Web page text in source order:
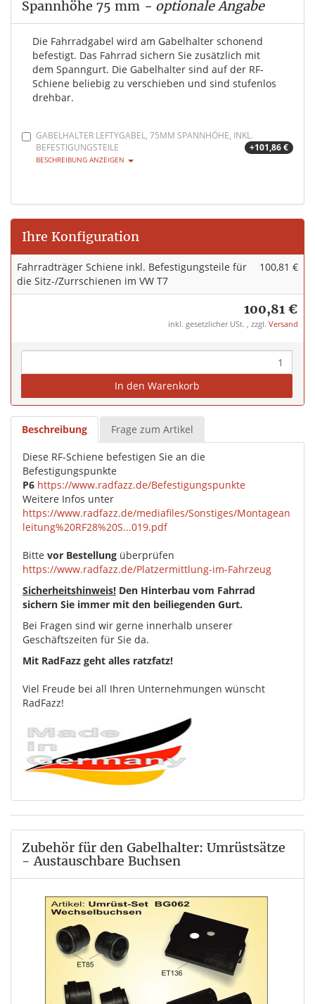
Spannhöhe 75 mm - optionale Angabe
Die Fahrradgabel wird am Gabelhalter schonend
befestigt. Das Fahrrad sichern Sie zusätzlich mit
dem Spanngurt. Die Gabelhalter sind auf der RF-
Schiene beliebig zu verschieben und sind stufenlos
drehbar.
GABELHALTER LEFTYGABEL, 75MM SPANNHÖHE, INKL.
BEFESTIGUNGSTEILE
+101,86 €
BESCHREIBUNG ANZEIGEN
Ihre Konfiguration
Fahrradträger Schiene inkl. Befestigungsteile für
die Sitz-/Zurrschienen im VW T7
100,81 €
100,81 €
inkl. gesetzlicher USt. , zzgl. Versand
In den Warenkorb
Beschreibung Frage zum Artikel
Diese RF-Schiene befestigen Sie an die
Befestigungspunkte
P6 https://www.radfazz.de/Befestigungspunkte
Weitere Infos unter
https://www.radfazz.de/mediafiles/Sonstiges/Montagean
leitung%20RF28%20S...019.pdf
Bitte vor Bestellung überprüfen
https://www.radfazz.de/Platzermittlung-im-Fahrzeug
Sicherheitshinweis! Den Hinterbau vom Fahrrad
sichern Sie immer mit den beiliegenden Gurt.
Bei Fragen sind wir gerne innerhalb unserer
Geschäftszeiten für Sie da.
Mit RadFazz geht alles ratzfatz!
Viel Freude bei all Ihren Unternehmungen wünscht
RadFazz!
Zubehör für den Gabelhalter: Umrüstsätze
- Austauschbare Buchsen